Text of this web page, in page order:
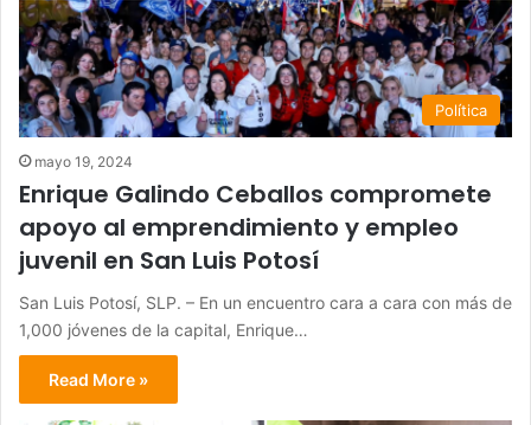
Política
mayo 19, 2024
Enrique Galindo Ceballos compromete
apoyo al emprendimiento y empleo
juvenil en San Luis Potosí
San Luis Potosí, SLP. – En un encuentro cara a cara con más de
1,000 jóvenes de la capital, Enrique…
Read More »